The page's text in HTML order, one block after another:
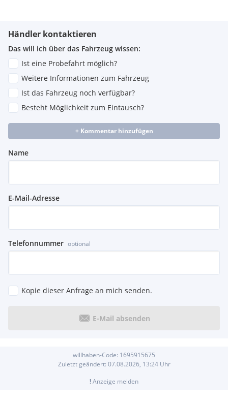
Händler kontaktieren
Das will ich über das Fahrzeug wissen:
Ist eine Probefahrt möglich?
Weitere Informationen zum Fahrzeug
Ist das Fahrzeug noch verfügbar?
Besteht Möglichkeit zum Eintausch?
+ Kommentar hinzufügen
Name
E-Mail-Adresse
Telefonnummer optional
Kopie dieser Anfrage an mich senden.
E-Mail absenden
willhaben-Code: 1695915675
Zuletzt geändert: 07.08.2026, 13:24Uhr
!Anzeige melden